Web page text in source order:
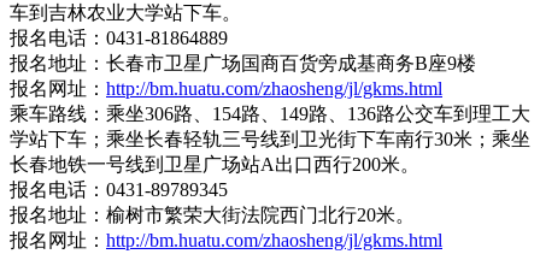
车到吉林农业大学站下车。
报名电话：0431-81864889
报名地址：长春市卫星广场国商百货旁成基商务B座9楼
报名网址： http://bm.huatu.com/zhaosheng/jl/gkms.html
乘车路线：乘坐306路、154路、149路、136路公交车到理工大
学站下车；乘坐长春轻轨三号线到卫光街下车南行30米；乘坐
长春地铁一号线到卫星广场站A出口西行200米。
报名电话：0431-89789345
报名地址：榆树市繁荣大街法院西门北行20米。
报名网址： http://bm.huatu.com/zhaosheng/jl/gkms.html